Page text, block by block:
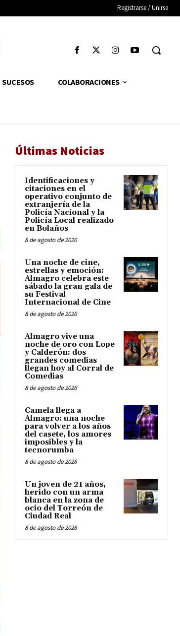
Registrarse / Unirse
SUCESOS COLABORACIONES
Últimas Noticias
Identificaciones y
citaciones en el
operativo conjunto de
extranjería de la
Policía Nacional y la
Policía Local realizado
en Bolaños
8 de agosto de 2026
Una noche de cine,
estrellas y emoción:
Almagro celebra este
sábado la gran gala de
su Festival
Internacional de Cine
8 de agosto de 2026
Almagro vive una
noche de oro con Lope
y Calderón: dos
grandes comedias
llegan hoy al Corral de
Comedias
8 de agosto de 2026
Camela llega a
Almagro: una noche
para volver a los años
del casete, los amores
imposibles y la
tecnorumba
8 de agosto de 2026
Un joven de 21 años,
herido con un arma
blanca en la zona de
ocio del Torreón de
Ciudad Real
8 de agosto de 2026